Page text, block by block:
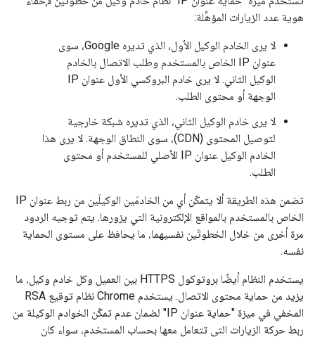
هوية عدد الزيارات المؤهَّلة:
لا يرى الخادم الوكيل الأول، الذي تديره Google، سوى
عنوان IP الخاص بالمستخدم وطلب الاتصال بالخادم
الوكيل الثاني. لا يرى خادم البروكسي الأول عنوان IP
الوجهة أو محتوى الطلب.
لا يرى خادم الوكيل الثاني، الذي تديره شبكة خارجية
لتوصيل المحتوى (CDN)، سوى النطاق الوجهة. لا يرى هذا
الخادم الوكيل عنوان IP الأصلي للمستخدم أو محتوى
الطلب.
تضمن هذه الطريقة ألا يتمكّن أي من الخادمَين الوكيلَين من ربط عنوان IP
الخاص بالمستخدم بالمواقع الإلكترونية التي يزورها. يتم توجيه الردود
مرة أخرى من خلال الخطوتَين نفسيهما، ما يحافظ على مستوى الحماية
نفسه.
يستخدم النظام أيضًا بروتوكول HTTPS بين العميل وكل خادم وكيل، ما
يزيد من حماية محتوى الاتصال. يستخدم Chrome نظام توقيع RSA
المخفي في ميزة "حماية عنوان IP" لضمان عدم تمكّن الخوادم الوكيلة من
ربط حركة الزيارات التي تتعامل معها بحساب المستخدم، سواء كان